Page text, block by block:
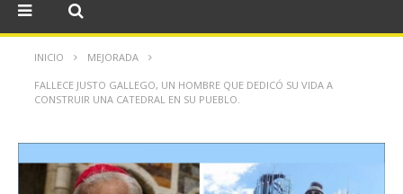
INICIO MEJORADA
FALLECE JUSTO GALLEGO, UN HOMBRE QUE DEDICÓ SU VIDA A
CONSTRUIR UNA CATEDRAL EN SU PUEBLO.